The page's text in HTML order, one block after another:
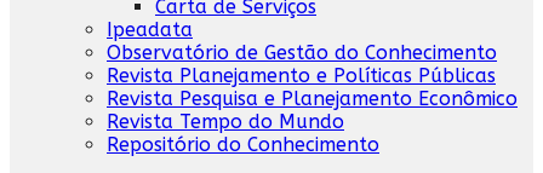
Carta de Serviços
Ipeadata
Observatório de Gestão do Conhecimento
Revista Planejamento e Políticas Públicas
Revista Pesquisa e Planejamento Econômico
Revista Tempo do Mundo
Repositório do Conhecimento